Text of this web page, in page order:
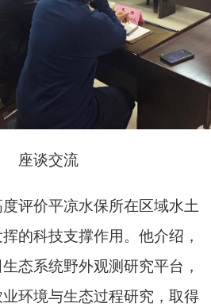
座谈交流
评价平凉水保所在区域水土
的科技支撑作用。他介绍，
态系统野外观测研究平台，
环境与生态过程研究，取得